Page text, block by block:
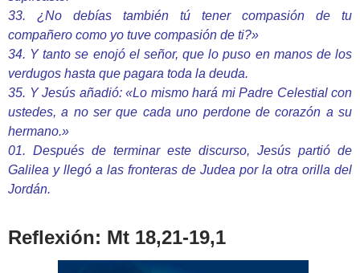
33. ¿No debías también tú tener compasión de tu
compañero como yo tuve compasión de ti?»
34. Y tanto se enojó el señor, que lo puso en manos de los
verdugos hasta que pagara toda la deuda.
35. Y Jesús añadió: «Lo mismo hará mi Padre Celestial con
ustedes, a no ser que cada uno perdone de corazón a su
hermano.»
01. Después de terminar este discurso, Jesús partió de
Galilea y llegó a las fronteras de Judea por la otra orilla del
Jordán.
Reflexión: Mt 18,21-19,1